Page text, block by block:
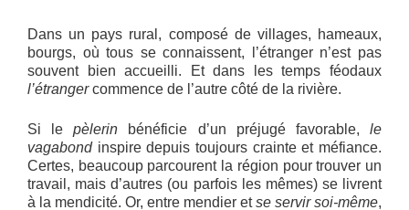
Dans un pays rural, composé de villages, hameaux,
bourgs, où tous se connaissent, l’étranger n’est pas
souvent bien accueilli. Et dans les temps féodaux
l’étrangercommence de l’autre côté de la rivière.
Si lepèlerin bénéficie d’un préjugé favorable,le
vagabond inspire depuis toujours crainte et méfiance.
Certes, beaucoup parcourent la région pour trouver un
travail, mais d’autres (ou parfois les mêmes) se livrent
à la mendicité. Or, entre mendier etse servir soi-même,